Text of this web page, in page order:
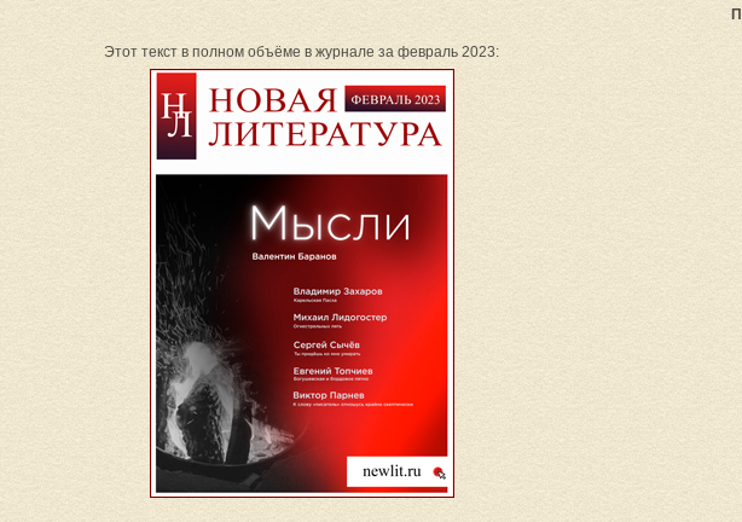
[348]
Другие жанры[543]
Этот текст в полном объёме в журнале за февраль 2023: